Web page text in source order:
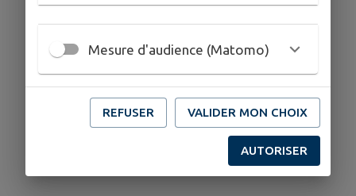
Mesure d'audience (Matomo)
REFUSER VALIDER MON CHOIX
AUTORISER